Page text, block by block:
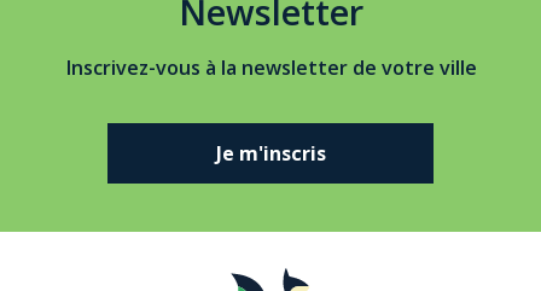
Newsletter
Inscrivez-vous à la newsletter de votre ville
Je m'inscris